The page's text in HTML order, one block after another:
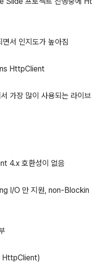
서 인지도가 높아짐
HttpClient
가장 많이 사용되는 라이브
4.x 호환성이 없음
I/O 만 지원, non-Blockin